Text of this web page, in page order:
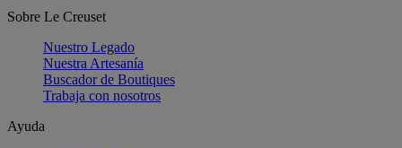
Sobre Le Creuset
Nuestro Legado
Nuestra Artesanía
Buscador de Boutiques
Trabaja con nosotros
Ayuda